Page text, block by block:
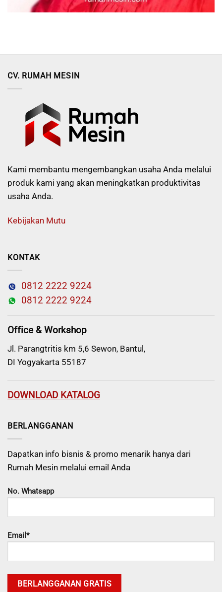
CV. RUMAH MESIN
Kami membantu mengembangkan usaha Anda melalui
produk kami yang akan meningkatkan produktivitas
usaha Anda.
Kebijakan Mutu
KONTAK
0812 2222 9224
0812 2222 9224
Office & Workshop
Jl. Parangtritis km 5,6 Sewon, Bantul,
DI Yogyakarta 55187
DOWNLOAD KATALOG
BERLANGGANAN
Dapatkan info bisnis & promo menarik hanya dari
Rumah Mesin melalui email Anda
No. Whatsapp
Email*